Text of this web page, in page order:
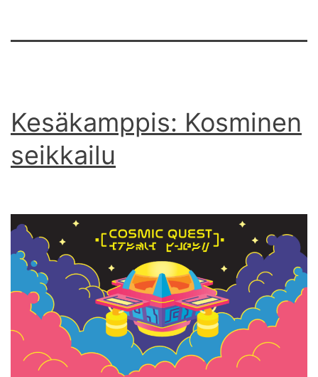
Kesäkamppis: Kosminen
seikkailu